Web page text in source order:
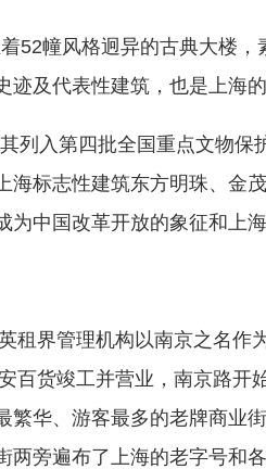
52幢风格迥异的古典大楼，
迹及代表性建筑，也是上海
列入第四批全国重点文物保
海标志性建筑东方明珠、金
为中国改革开放的象征和上
租界管理机构以南京之名作
百货竣工并营业，南京路开
繁华、游客最多的老牌商业
两旁遍布了上海的老字号和